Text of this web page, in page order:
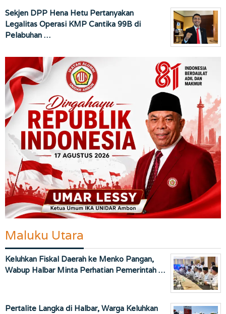
Sekjen DPP Hena Hetu Pertanyakan
Legalitas Operasi KMP Cantika 99B di
Pelabuhan …
Maluku Utara
Keluhkan Fiskal Daerah ke Menko Pangan,
Wabup Halbar Minta Perhatian Pemerintah …
Pertalite Langka di Halbar, Warga Keluhkan